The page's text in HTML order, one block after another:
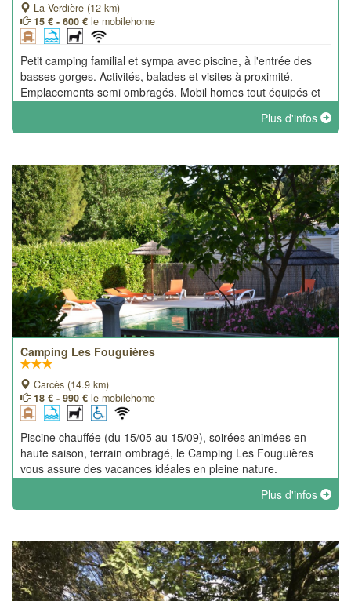
La Verdière (12 km)
15 € - 600 € le mobilehome
Petit camping familial et sympa avec piscine, à l'entrée des
basses gorges. Activités, balades et visites à proximité.
Emplacements semi ombragés. Mobil homes tout équipés et
Plus d'infos
Camping Les Fouguières
Carcès (14.9 km)
18 € - 990 € le mobilehome
Piscine chauffée (du 15/05 au 15/09), soirées animées en
haute saison, terrain ombragé, le Camping Les Fouguières
vous assure des vacances idéales en pleine nature.
Plus d'infos